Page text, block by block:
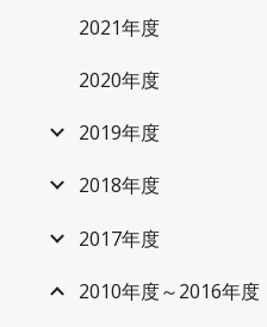
2021年度
2020年度
2019年度
2018年度
2017年度
2010年度～2016年度